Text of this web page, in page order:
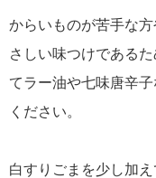
からいものが苦手な
さしい味つけである
てラー油や七味唐辛
ください。
白すりごまを少し加